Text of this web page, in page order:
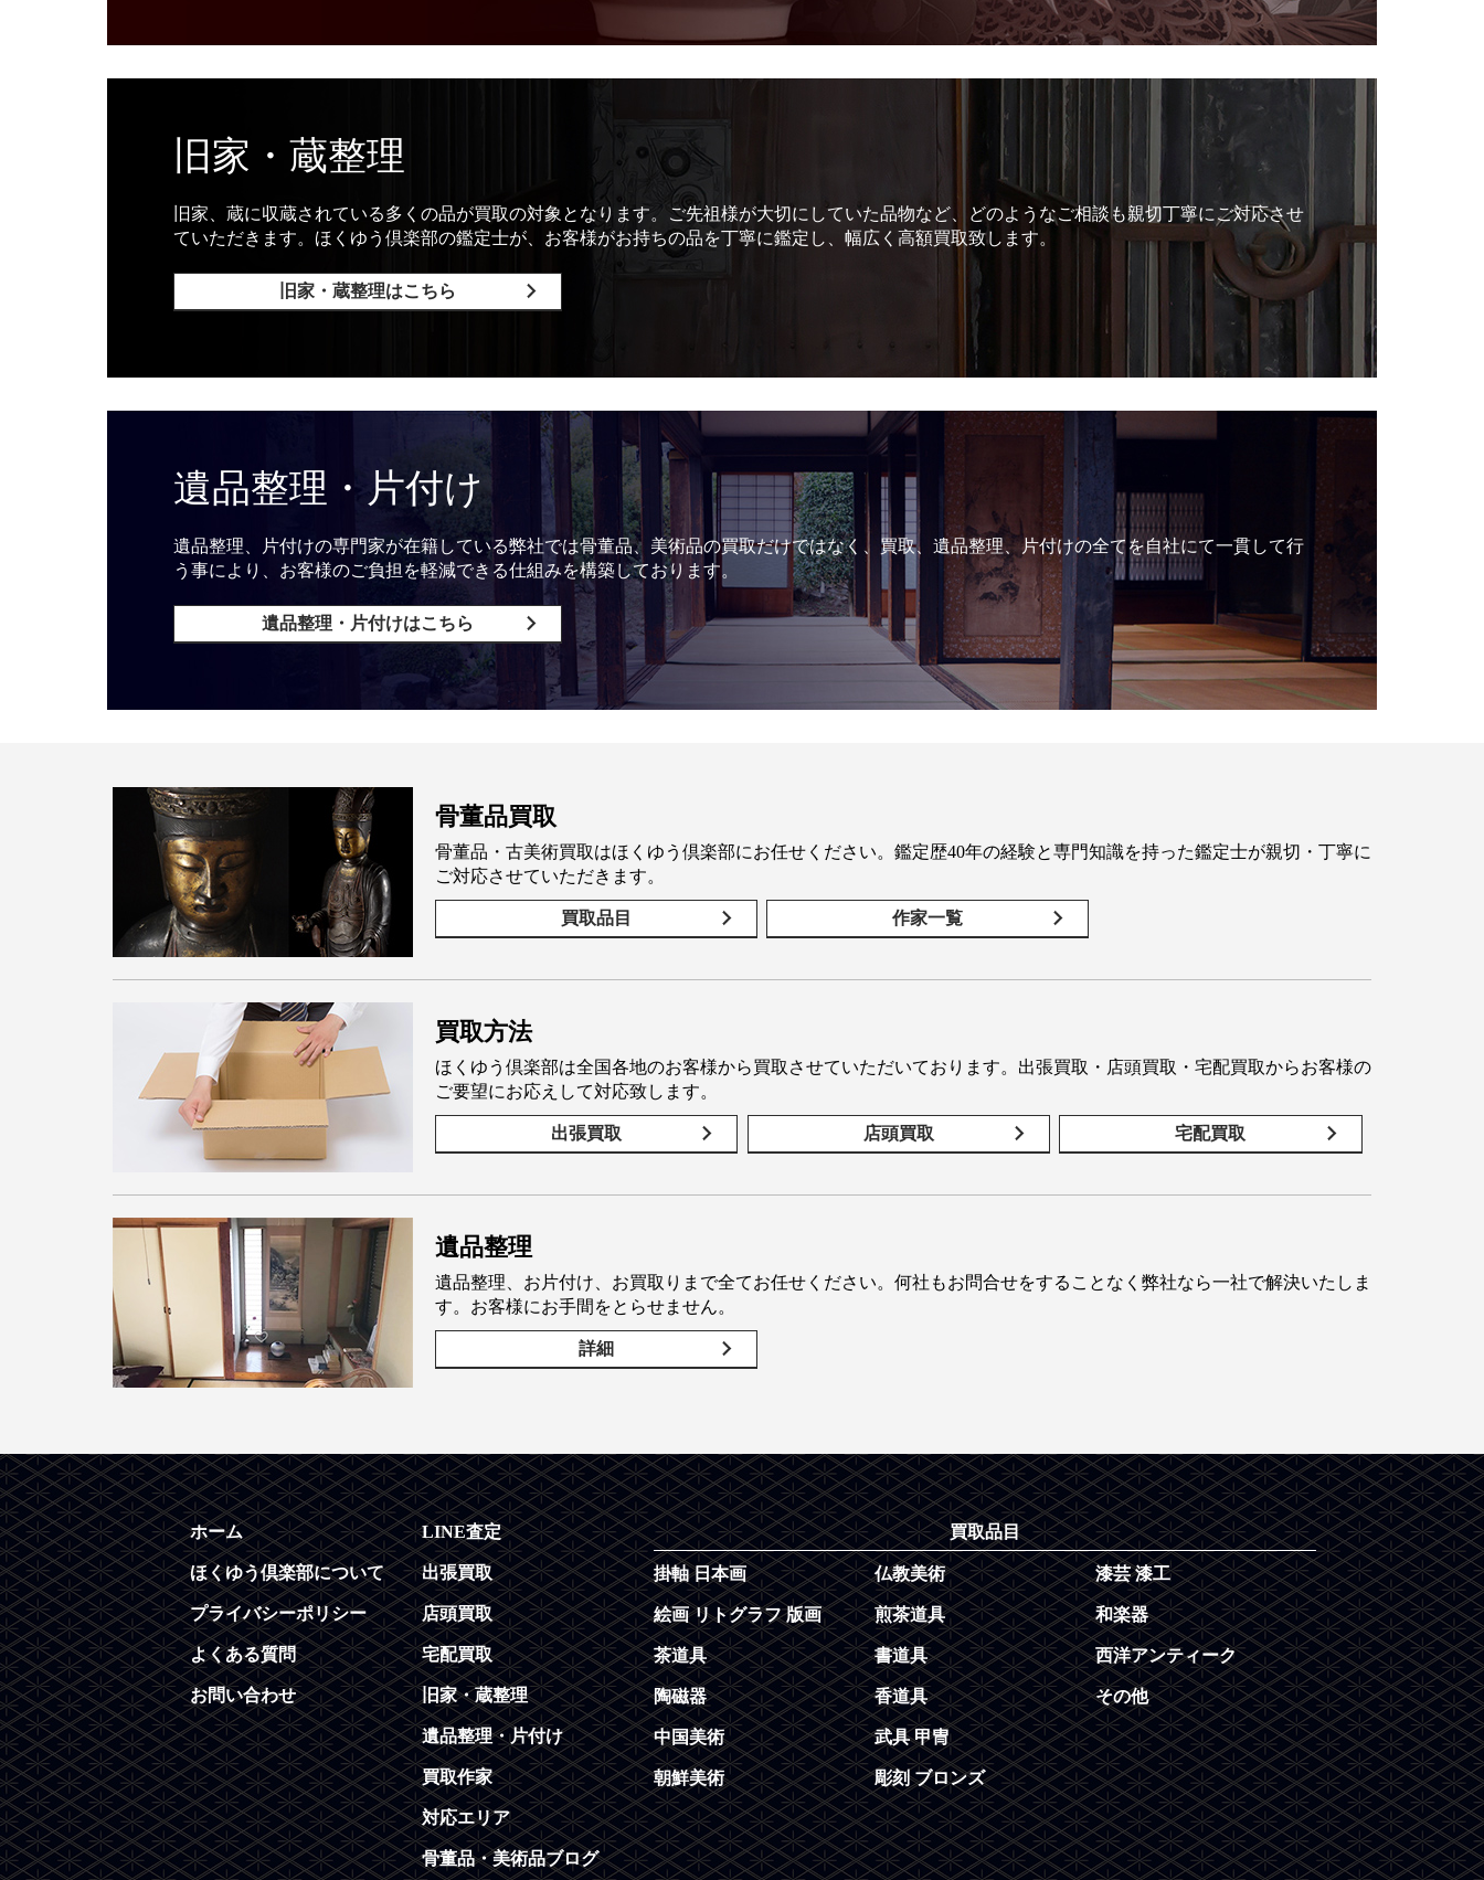
旧家・蔵整理
旧家、蔵に収蔵されている多くの品が買取の対象となります。ご先祖様が大切にしていた品物など、どのようなご相談も親切丁寧にご対応させ
ていただきます。ほくゆう倶楽部の鑑定士が、お客様がお持ちの品を丁寧に鑑定し、幅広く高額買取致します。
旧家・蔵整理はこちら
遺品整理・片付け
遺品整理、片付けの専門家が在籍している弊社では骨董品、美術品の買取だけではなく、買取、遺品整理、片付けの全てを自社にて一貫して行
う事により、お客様のご負担を軽減できる仕組みを構築しております。
遺品整理・片付けはこちら
骨董品買取
骨董品・古美術買取はほくゆう倶楽部にお任せください。鑑定歴40年の経験と専門知識を持った鑑定士が親切・丁寧に
ご対応させていただきます。
買取品目 作家一覧
買取方法
ほくゆう倶楽部は全国各地のお客様から買取させていただいております。出張買取・店頭買取・宅配買取からお客様の
ご要望にお応えして対応致します。
出張買取 店頭買取 宅配買取
遺品整理
遺品整理、お片付け、お買取りまで全てお任せください。何社もお問合せをすることなく弊社なら一社で解決いたしま
す。お客様にお手間をとらせません。
詳細
ホーム
ほくゆう倶楽部について
プライバシーポリシー
よくある質問
お問い合わせ
LINE査定
出張買取
店頭買取
宅配買取
旧家・蔵整理
遺品整理・片付け
買取作家
対応エリア
骨董品・美術品ブログ
買取品目
掛軸 日本画
絵画 リトグラフ 版画
茶道具
陶磁器
中国美術
朝鮮美術
仏教美術
煎茶道具
書道具
香道具
武具 甲冑
彫刻 ブロンズ
漆芸 漆工
和楽器
西洋アンティーク
その他